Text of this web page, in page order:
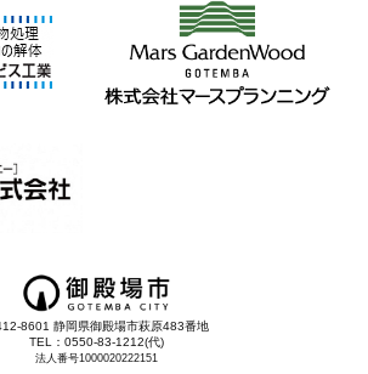
8601 静岡県御殿場市萩原483番地
TEL：0550-83-1212(代)
法人番号1000020222151